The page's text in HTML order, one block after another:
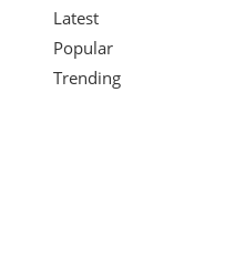
Latest
Popular
Trending